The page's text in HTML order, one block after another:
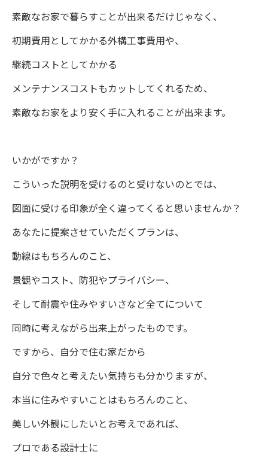
素敵なお家で暮らすことが出来るだけじゃなく、
初期費用としてかかる外構工事費用や、
継続コストとしてかかる
メンテナンスコストもカットしてくれるため、
素敵なお家をより安く手に入れることが出来ます。
いかがですか？
こういった説明を受けるのと受けないのとでは、
図面に受ける印象が全く違ってくると思いませんか？
あなたに提案させていただくプランは、
動線はもちろんのこと、
景観やコスト、防犯やプライバシー、
そして耐震や住みやすいさなど全てについて
同時に考えながら出来上がったものです。
ですから、自分で住む家だから
自分で色々と考えたい気持ちも分かりますが、
本当に住みやすいことはもちろんのこと、
美しい外観にしたいとお考えであれば、
プロである設計士に